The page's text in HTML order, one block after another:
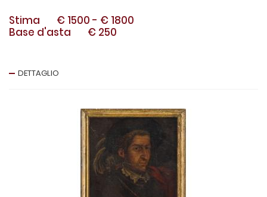
Stima € 1500 - € 1800
Base d'asta
€ 250
DETTAGLIO